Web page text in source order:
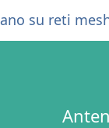
su reti